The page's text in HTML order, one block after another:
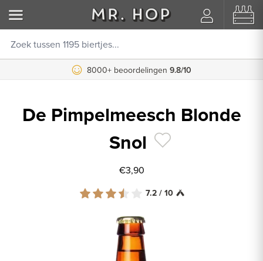
8000+ beoordelingen 9.8/10
De Pimpelmeesch Blonde
Snol
€3,90
7.2 / 10